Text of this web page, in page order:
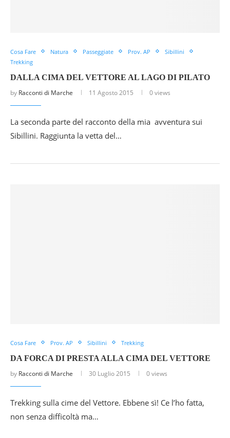
Cosa Fare Natura Passeggiate Prov. AP
Sibillini
Trekking
DALLA CIMA DEL VETTORE AL LAGO DI PILATO
by Racconti di Marche 11 Agosto 2015 0 views
La seconda parte del racconto della mia avventura sui
Sibillini. Raggiunta la vetta del…
Cosa Fare Prov. AP Sibillini Trekking
DA FORCA DI PRESTA ALLA CIMA DEL VETTORE
by Racconti di Marche 30 Luglio 2015 0 views
Trekking sulla cime del Vettore. Ebbene sì! Ce l’ho fatta,
non senza difficoltà ma…